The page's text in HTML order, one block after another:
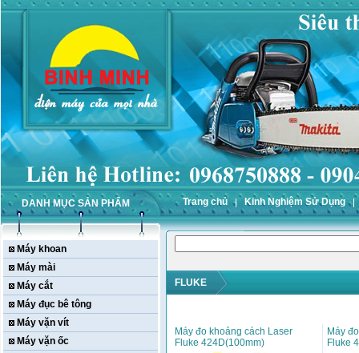
DANH MỤC SẢN PHẨM Trang chủ Kinh Nghiệm Sử Dụng
Máy khoan
Máy mài
Máy cắt
Máy đục bê tông
Máy vặn vít
Máy vặn ốc
FLUKE
Máy đo khoảng cách Laser
Fluke 424D(100mm)
Máy
Fluke